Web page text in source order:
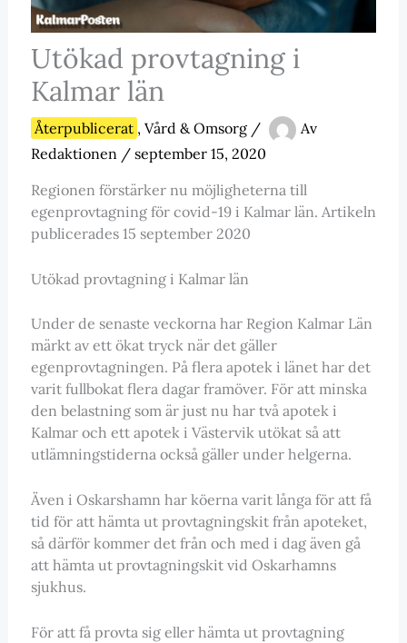
Utökad provtagning i
Kalmar län
Återpublicerat , Vård & Omsorg/
Av
Redaktionen / september 15, 2020
Regionen förstärker nu möjligheterna till
egenprovtagning för covid-19 i Kalmar län. Artikeln
publicerades 15 september 2020
Utökad provtagning i Kalmar län
Under de senaste veckorna har Region Kalmar Län
märkt av ett ökat tryck när det gäller
egenprovtagningen. På flera apotek i länet har det
varit fullbokat flera dagar framöver. För att minska
den belastning som är just nu har två apotek i
Kalmar och ett apotek i Västervik utökat så att
utlämningstiderna också gäller under helgerna.
Även i Oskarshamn har köerna varit långa för att få
tid för att hämta ut provtagningskit från apoteket,
så därför kommer det från och med i dag även gå
att hämta ut provtagningskit vid Oskarhamns
sjukhus.
För att få provta sig eller hämta ut provtagning